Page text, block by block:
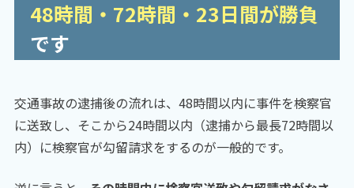
48時間・72時間・23日間が勝負
です
交通事故の逮捕後の流れは、48時間以内に事件を検察官
に送致し、そこから24時間以内（逮捕から最長72時間以
内）に検察官が勾留請求をするのが一般的です。